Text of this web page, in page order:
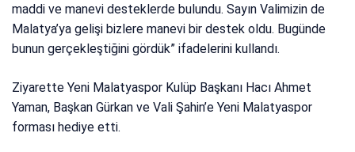
maddi ve manevi desteklerde bulundu. Sayın Valimizin de
Malatya’ya gelişi bizlere manevi bir destek oldu. Bugünde
bunun gerçekleştiğini gördük” ifadelerini kullandı.
Ziyarette Yeni Malatyaspor Kulüp Başkanı Hacı Ahmet
Yaman, Başkan Gürkan ve Vali Şahin’e Yeni Malatyaspor
forması hediye etti.